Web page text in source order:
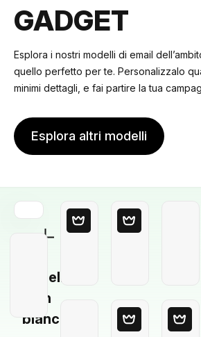
GADGET
Esplora i nostri modelli di email
quello perfetto per te. Personalizzalo
minimi dettagli, e fai partire la tua
Esplora altri modelli
Modello
in
bianco